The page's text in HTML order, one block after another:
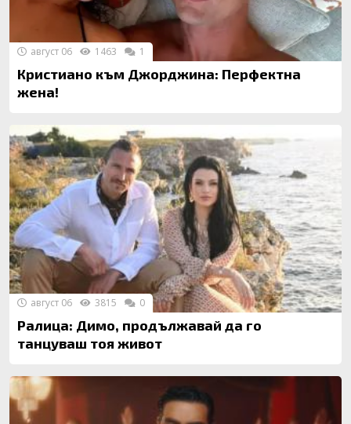
Кристиано към Джорджина: Перфектна
жена!
август 06 1463 1
Ралица: Димо, продължавай да го
танцуваш тоя живот
август 06 3815 0